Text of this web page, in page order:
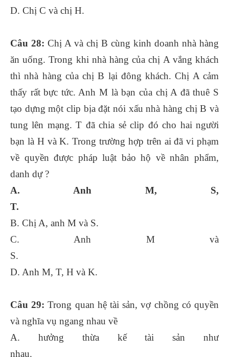
D. Chị C và chị H.
Câu 28: Chị A và chị B cùng kinh doanh nhà hàng
ăn uống. Trong khi nhà hàng của chị A vắng khách
thì nhà hàng của chị B lại đông khách. Chị A cảm
thấy rất bực tức. Anh M là bạn của chị A đã thuê S
tạo dựng một clip bịa đặt nói xấu nhà hàng chị B và
tung lên mạng. T đã chia sẻ clip đó cho hai người
bạn là H và K. Trong trường hợp trên ai đã vi phạm
về quyền được pháp luật bảo hộ về nhân phẩm,
danh dự ?
A. Anh M, S,
T.
B. Chị A, anh M và S.
C. Anh M và
S.
D. Anh M, T, H và K.
Câu 29: Trong quan hệ tài sản, vợ chồng có quyền
và nghĩa vụ ngang nhau về
A. hưởng thừa kế tài sản như
nhau.